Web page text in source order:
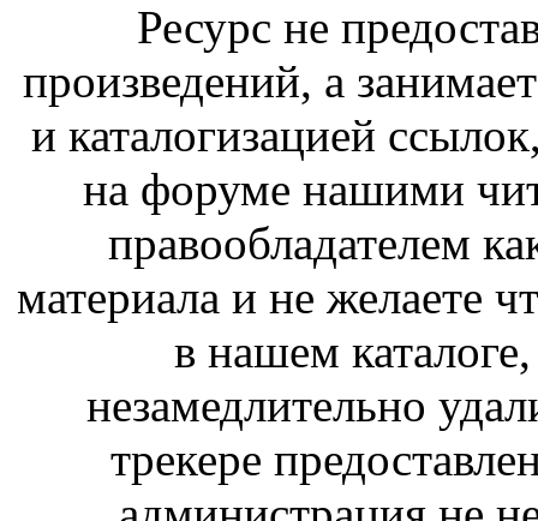
Ресурс не
произведений, а
и каталогизацией
на форуме нашими
правообладателем
материала и не желаете
в нашем
незамедлительно
трекере